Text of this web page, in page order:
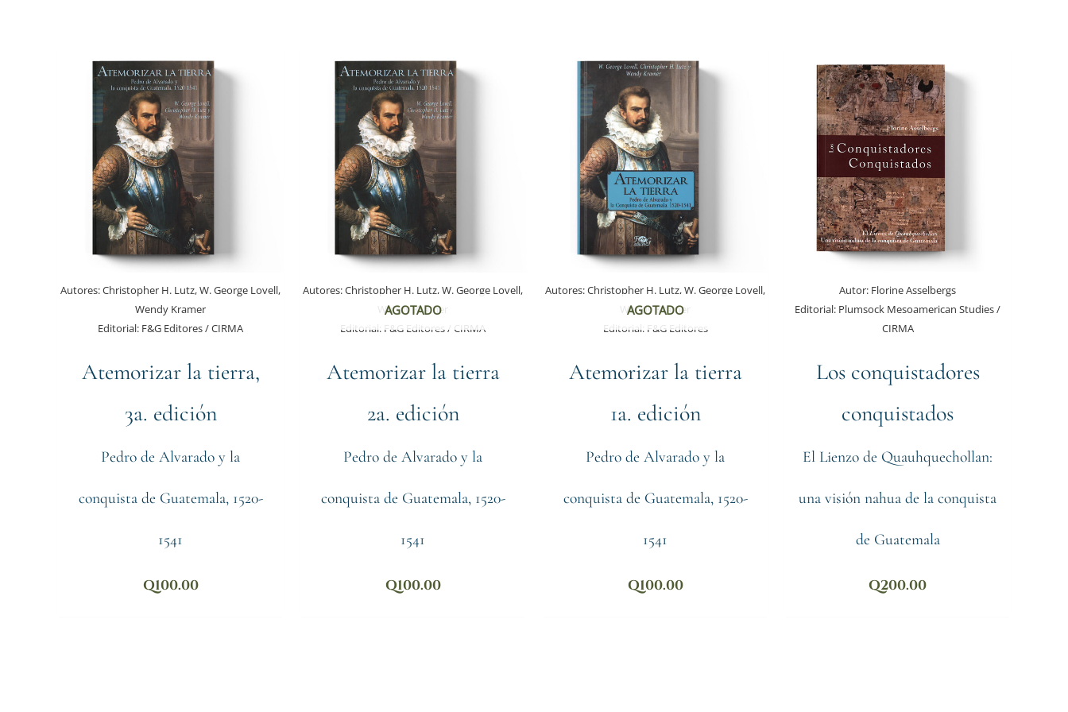
Autores:Christopher H. Lutz, W. George Lovell,
Wendy Kramer
Editorial: F&G Editores / CIRMA
Atemorizar la tierra,
3a. edición
Pedro de Alvarado y la
conquista de Guatemala, 1520-
1541
Q100.00
AGOTADO
Autores:Christopher H. Lutz, W. George Lovell,
Wendy Kramer
Editorial: F&G Editores / CIRMA
Atemorizar la tierra
2a. edición
Pedro de Alvarado y la
conquista de Guatemala, 1520-
1541
Q100.00
AGOTADO
Autores:Christopher H. Lutz, W. George Lovell,
Wendy Kramer
Editorial:F&G Editores
Atemorizar la tierra
1a. edición
Pedro de Alvarado y la
conquista de Guatemala, 1520-
1541
Q100.00
Autor: Florine Asselbergs
Editorial: Plumsock Mesoamerican Studies /
CIRMA
Los conquistadores
conquistados
El Lienzo de Quauhquechollan:
una visión nahua de la conquista
de Guatemala
Q200.00